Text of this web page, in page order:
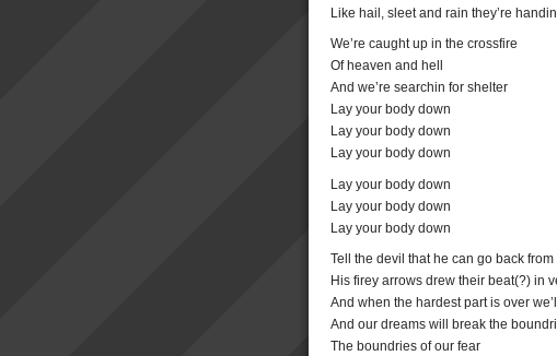
Like hail, sleet and rain they’re
We’re caught up in the crossfire
Of heaven and hell
And we’re searchin for shelter
Lay your body down
Lay your body down
Lay your body down
Lay your body down
Lay your body down
Lay your body down
Tell the devil that he can go back
His firey arrows drew their beat(?) in
And when the hardest part is over
And our dreams will break the
The boundries of our fear